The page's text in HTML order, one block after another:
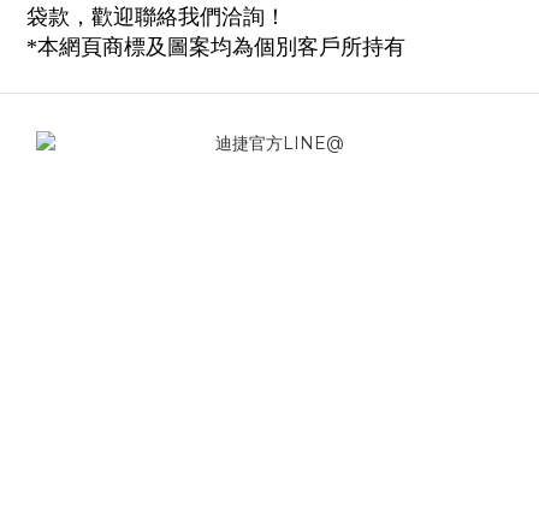
袋款，歡迎聯絡我們洽詢！
*本網頁商標及圖案均為個別客戶所持有